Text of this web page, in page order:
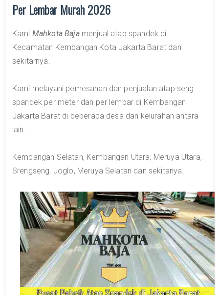
Per Lembar Murah 2026
Kami Mahkota Bajamenjual atap spandek di
Kecamatan Kembangan Kota Jakarta Barat dan
sekitarnya.
Kami melayani pemesanan dan penjualan atap seng
spandek per meter dan per lembar di Kembangan
Jakarta Barat di beberapa desa dan kelurahan antara
lain :
Kembangan Selatan, Kembangan Utara, Meruya Utara,
Srengseng, Joglo, Meruya Selatan dan sekitanya.